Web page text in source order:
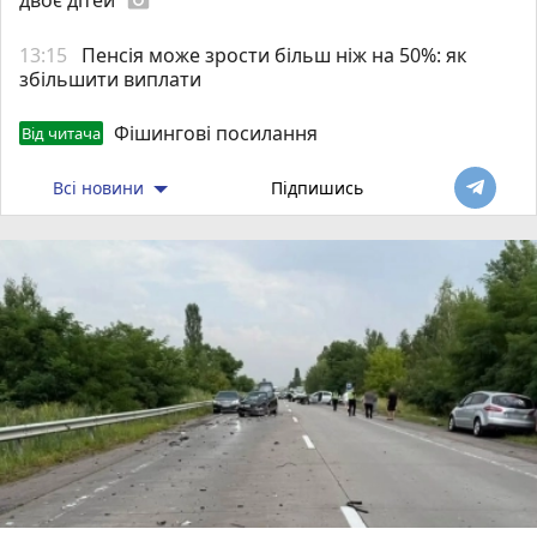
13:15
Пенсія може зрости більш ніж на 50%: як
збільшити виплати
Від читача Фішингові посилання
Всі новини Підпишись